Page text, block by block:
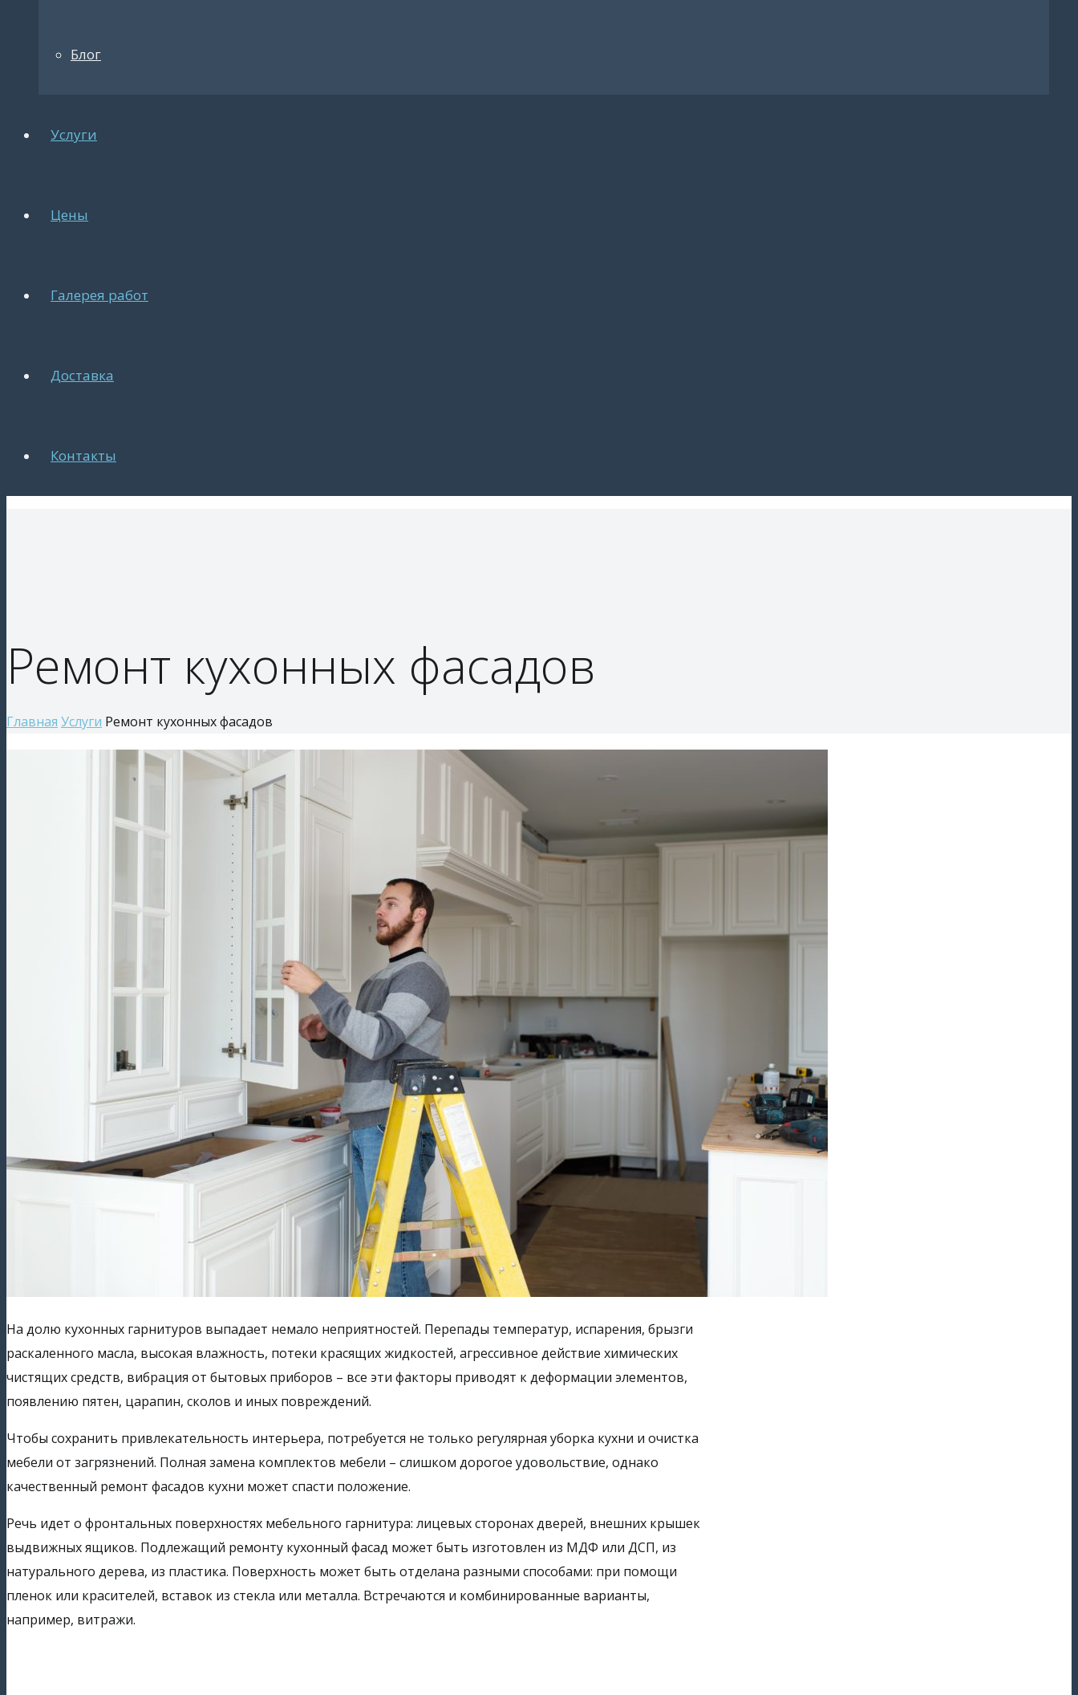
Блог
Услуги
Цены
Галерея работ
Доставка
Контакты
Ремонт кухонных фасадов
Главная Услуги Ремонт кухонных фасадов
На долю кухонных гарнитуров выпадает немало неприятностей. Перепады температур, испарения, брызги
раскаленного масла, высокая влажность, потеки красящих жидкостей, агрессивное действие химических
чистящих средств, вибрация от бытовых приборов – все эти факторы приводят к деформации элементов,
появлению пятен, царапин, сколов и иных повреждений.
Чтобы сохранить привлекательность интерьера, потребуется не только регулярная уборка кухни и очистка
мебели от загрязнений. Полная замена комплектов мебели – слишком дорогое удовольствие, однако
качественный ремонт фасадов кухни может спасти положение.
Речь идет о фронтальных поверхностях мебельного гарнитура: лицевых сторонах дверей, внешних крышек
выдвижных ящиков. Подлежащий ремонту кухонный фасад может быть изготовлен из МДФ или ДСП, из
натурального дерева, из пластика. Поверхность может быть отделана разными способами: при помощи
пленок или красителей, вставок из стекла или металла. Встречаются и комбинированные варианты,
например, витражи.